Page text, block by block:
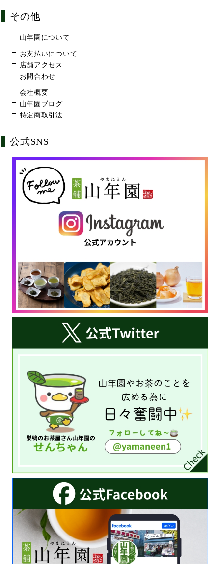
その他
山年園について
お支払いについて
店舗アクセス
お問合わせ
会社概要
山年園ブログ
特定商取引法
公式SNS